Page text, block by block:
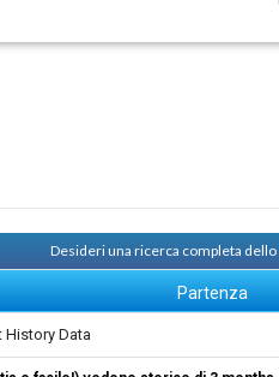
Desideri una ricerca completa
Partenza
History Data